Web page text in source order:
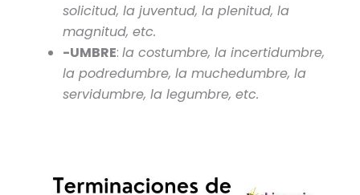
solicitud, la juventud, la plenitud, la
magnitud, etc.
-UMBRE:la costumbre, la incertidumbre,
la podredumbre, la muchedumbre, la
servidumbre, la legumbre, etc.